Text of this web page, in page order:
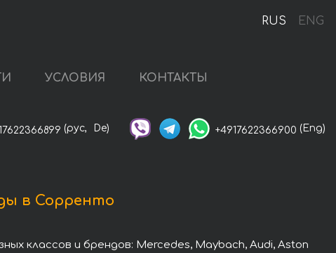
RUS ENG
УСЛОВИЯ КОНТАКТЫ
(рус, De) +4917622366900 (Eng)
в Сорренто
классов и брендов: Mercedes, Maybach, Audi, Aston